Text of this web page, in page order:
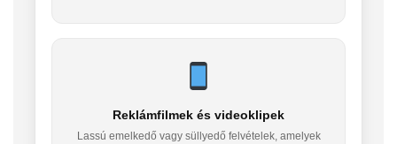
Reklámfilmek és videoklipek
Lassú emelkedő vagy süllyedő felvételek, amelyek